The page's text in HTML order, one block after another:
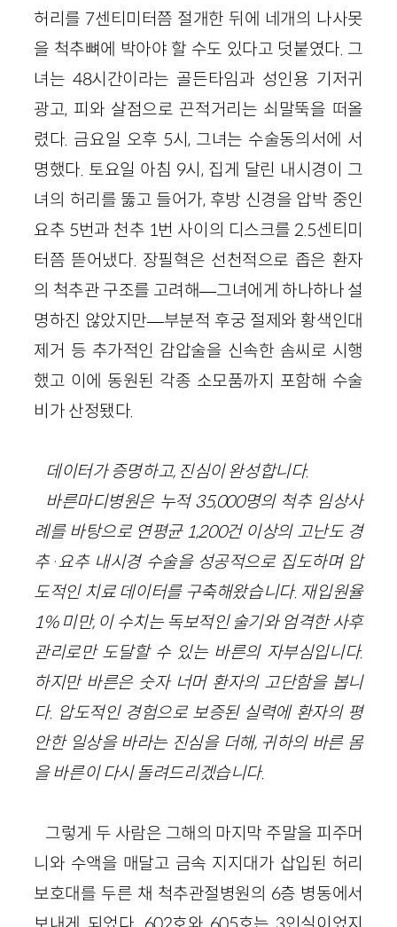
허리를 7센티미터쯤 절개한 뒤에 네개의 나사못
을 척추뼈에 박아야 할 수도 있다고 덧붙였다. 그
녀는 48시간이라는 골든타임과 성인용 기저귀
광고, 피와 살점으로 끈적거리는 쇠말뚝을 떠올
렸다. 금요일 오후 5시, 그녀는 수술동의서에 서
명했다. 토요일 아침 9시, 집게 달린 내시경이 그
녀의 허리를 뚫고 들어가, 후방 신경을 압박 중인
요추 5번과 천추 1번 사이의 디스크를 2.5센티미
터쯤 뜯어냈다. 장필혁은 선천적으로 좁은 환자
의 척추관 구조를 고려해―그녀에게 하나하나 설
명하진 않았지만―부분적 후궁 절제와 황색인대
제거 등 추가적인 감압술을 신속한 솜씨로 시행
했고 이에 동원된 각종 소모품까지 포함해 수술
비가 산정됐다.
데이터가 증명하고, 진심이 완성합니다.
바른마디병원은 누적 35,000명의 척추 임상사
례를 바탕으로 연평균 1,200건 이상의 고난도 경
추·요추 내시경 수술을 성공적으로 집도하며 압
도적인 치료 데이터를 구축해왔습니다. 재입원율
1% 미만, 이 수치는 독보적인 술기와 엄격한 사후
관리로만 도달할 수 있는 바른의 자부심입니다.
하지만 바른은 숫자 너머 환자의 고단함을 봅니
다. 압도적인 경험으로 보증된 실력에 환자의 평
안한 일상을 바라는 진심을 더해, 귀하의 바른 몸
을 바른이 다시 돌려드리겠습니다.
그렇게 두 사람은 그해의 마지막 주말을 피주머
니와 수액을 매달고 금속 지지대가 삽입된 허리
보호대를 두른 채 척추관절병원의 6층 병동에서